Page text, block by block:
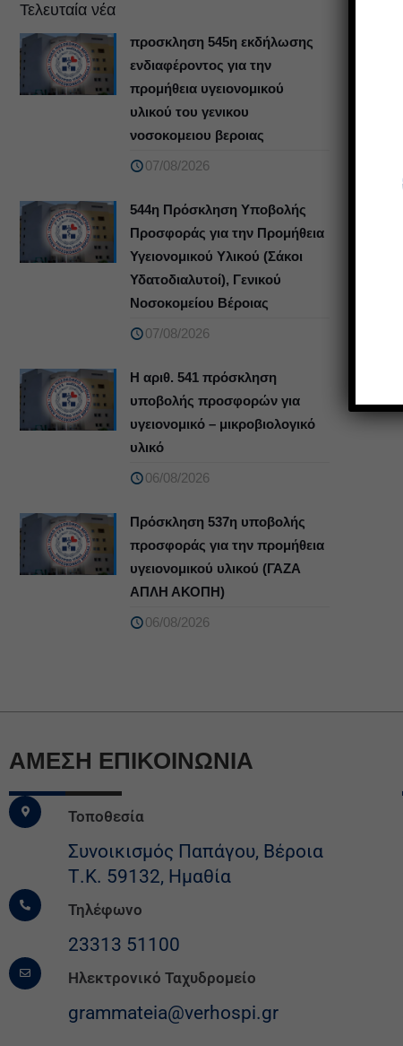
Τελευταία νέα
προσκληση 545η εκδήλωσης
ενδιαφέροντος για την
προμήθεια υγειονομικού
υλικού του γενικου
νοσοκομειου βεροιας
07/08/2026
544η Πρόσκληση Υποβολής
Προσφοράς για την Προμήθεια
Υγειονομικού Υλικού (Σάκοι
Υδατοδιαλυτοί), Γενικού
Νοσοκομείου Βέροιας
07/08/2026
Η αριθ. 541 πρόσκληση
υποβολής προσφορών για
υγειονομικό – μικροβιολογικό
υλικό
06/08/2026
Πρόσκληση 537η υποβολής
προσφοράς για την προμήθεια
υγειονομικού υλικού (ΓΑΖΑ
ΑΠΛΗ ΑΚΟΠΗ)
06/08/2026
ΆΜΕΣΗ ΕΠΙΚΟΙΝΩΝΙΑ
Τοποθεσία
Συνοικισμός Παπάγου, Βέροια
Τ.Κ. 59132, Ημαθία
Τηλέφωνο
23313 51100
Ηλεκτρονικό Ταχυδρομείο
grammateia@verhospi.gr